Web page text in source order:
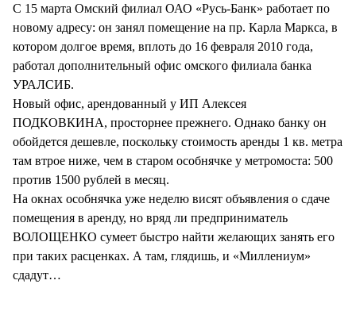
СТИЛЬ ЖИЗНИ
С 15 марта Омский филиал ОАО «Русь-Банк» работает по
новому адресу: он занял помещение на пр. Карла Маркса, в
котором долгое время, вплоть до 16 февраля 2010 года,
работал дополнительный офис омского филиала банка
УРАЛСИБ.
Новый офис, арендованный у ИП Алексея
ПОДКОВКИНА, просторнее прежнего. Однако банку он
обойдется дешевле, поскольку стоимость аренды 1 кв. метра
там втрое ниже, чем в старом особнячке у метромоста: 500
против 1500 рублей в месяц.
На окнах особнячка уже неделю висят объявления о сдаче
помещения в аренду, но вряд ли предприниматель
ВОЛОЩЕНКО сумеет быстро найти желающих занять его
при таких расценках. А там, глядишь, и «Миллениум»
сдадут…